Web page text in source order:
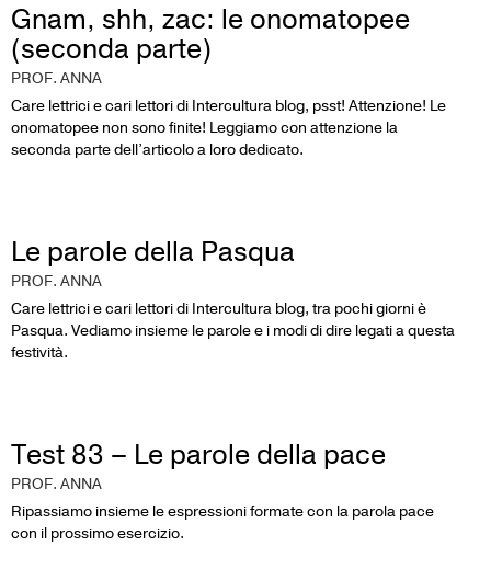
Gnam, shh, zac: le onomatopee
(seconda parte)
PROF. ANNA
Care lettrici e cari lettori di Intercultura blog, psst! Attenzione! Le
onomatopee non sono finite! Leggiamo con attenzione la
seconda parte dell’articolo a loro dedicato.
Le parole della Pasqua
PROF. ANNA
Care lettrici e cari lettori di Intercultura blog, tra pochi giorni è
Pasqua. Vediamo insieme le parole e i modi di dire legati a questa
festività.
Test 83 – Le parole della pace
PROF. ANNA
Ripassiamo insieme le espressioni formate con la parola pace
con il prossimo esercizio.